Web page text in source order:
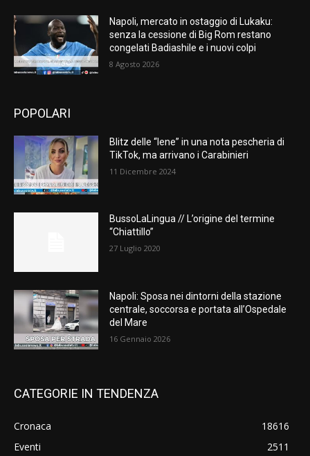
Napoli, mercato in ostaggio di Lukaku:
senza la cessione di Big Rom restano
congelati Badiashile e i nuovi colpi
8 Agosto 2026
POPOLARI
Blitz delle “Iene” in una nota pescheria di
TikTok, ma arrivano i Carabinieri
11 Dicembre 2024
BussoLaLingua // L’origine del termine
“Chiattillo”
27 Luglio 2020
Napoli: Sposa nei dintorni della stazione
centrale, soccorsa e portata all’Ospedale
del Mare
16 Gennaio 2026
CATEGORIE IN TENDENZA
Cronaca
18616
Eventi
2511